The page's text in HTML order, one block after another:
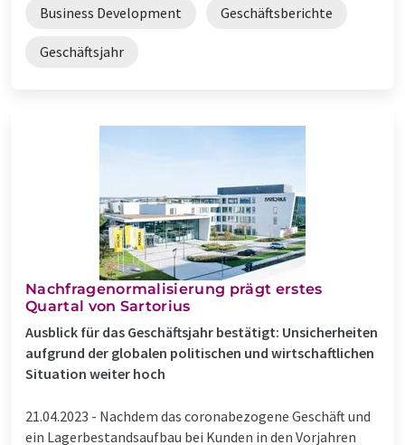
Business Development Geschäftsberichte
Geschäftsjahr
Nachfragenormalisierung prägt erstes
Quartal von Sartorius
Ausblick für das Geschäftsjahr bestätigt: Unsicherheiten
aufgrund der globalen politischen und wirtschaftlichen
Situation weiter hoch
21.04.2023 - Nachdem das coronabezogene Geschäft und
ein Lagerbestandsaufbau bei Kunden in den Vorjahren